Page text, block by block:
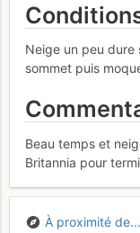
Neige un peu dure
sommet puis
Beau temps et
Britannia pour
À proximité de...